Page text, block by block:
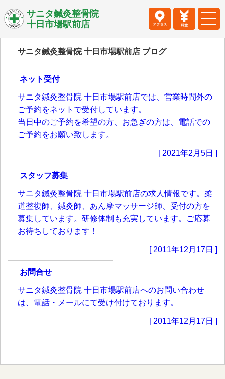
サニタ鍼灸整骨院
十日市場駅前店
サニタ鍼灸整骨院 十日市場駅前店 ブログ
ネット受付
サニタ鍼灸整骨院 十日市場駅前店では、営業時間外の
ご予約をネットで受付しています。
当日中のご予約を希望の方、お急ぎの方は、電話での
ご予約をお願い致します。
[ 2021年2月5日 ]
スタッフ募集
サニタ鍼灸整骨院 十日市場駅前店の求人情報です。柔
道整復師、鍼灸師、あん摩マッサージ師、受付の方を
募集しています。研修体制も充実しています。ご応募
お待ちしております！
[ 2011年12月17日 ]
お問合せ
サニタ鍼灸整骨院 十日市場駅前店へのお問い合わせ
は、電話・メールにて受け付けております。
[ 2011年12月17日 ]